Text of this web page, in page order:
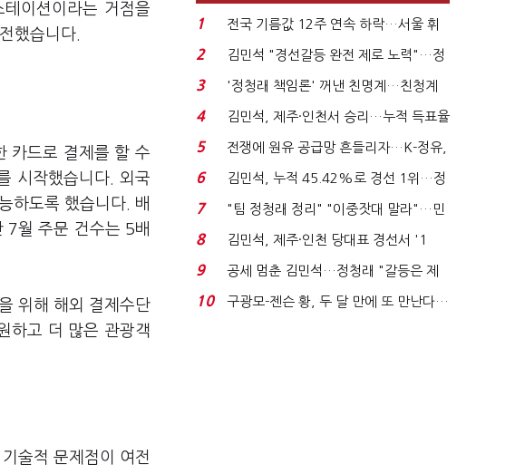
이션이라는 거점을
했습니다.
카드로 결제를 할 수
시작했습니다. 외국
하도록 했습니다. 배
7월 주문 건수는 5배
위해 해외 결제수단
하고 더 많은 관광객
술적 문제점이 여전
1
전국 기름값 12주 연속 하락…서울 휘
발윳값 1909원...
2
김민석 "경선갈등 완전 제로 노력"…정
청래 "반명 공세 사...
3
'정청래 책임론' 꺼낸 친명계…친청계
는 추가투표 때리기...
4
김민석, 제주·인천서 승리…누적 득표율
'1위 탈환'(종합)...
5
전쟁에 원유 공급망 흔들리자…K-정유,
에너지안보 핵심...
6
김민석, 누적 45.42%로 경선 1위…정
청래와 격차 0.86%p(...
7
"팀 정청래 정리" "이중잣대 말라"…민
주 최고위원 계파 다...
8
김민석, 제주·인천 당대표 경선서 '1
위'(1보)...
9
공세 멈춘 김민석…정청래 "갈등은 제
가 수습"
10
구광모-젠슨 황, 두 달 만에 또 만난다…